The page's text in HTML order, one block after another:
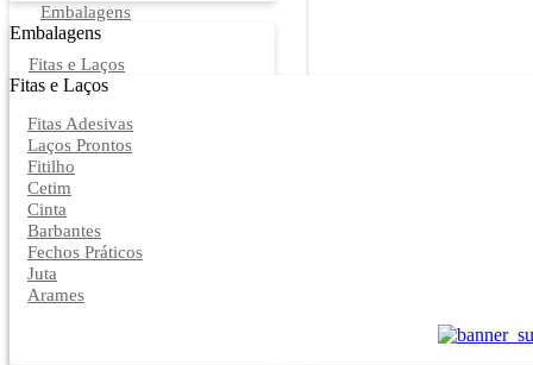
Embalagens
Embalagens
Fitas e Laços
Fitas e Laços
Fitas Adesivas
Laços Prontos
Fitilho
Cetim
Cinta
Barbantes
Fechos Práticos
Juta
Arames